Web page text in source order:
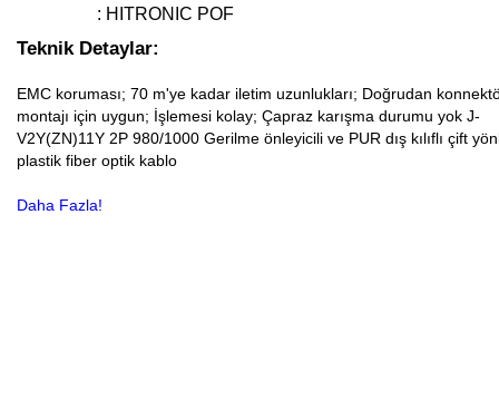
: HITRONIC POF
Teknik Detaylar:
EMC koruması; 70 m'ye kadar iletim uzunlukları; Doğrudan
montajı için uygun; İşlemesi kolay; Çapraz karışma durumu yok J-
V2Y(ZN)11Y 2P 980/1000 Gerilme önleyicili ve PUR dış kılıflı çift
plastik fiber optik kablo
Daha Fazla!